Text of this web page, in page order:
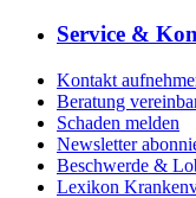
Service &
Kontakt
Beratung
Schaden melden
Newsletter
Beschwerde &
Lexikon